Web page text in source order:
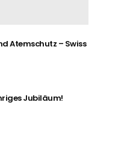
Atemschutz – Swiss
Jubiläum!